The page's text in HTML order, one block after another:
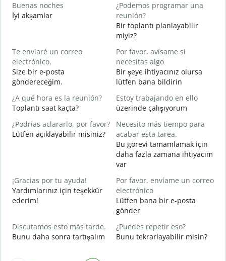
Buenas noches
İyi akşamlar
¿Podemos programar una
reunión?
Bir toplantı planlayabilir
miyiz?
Te enviaré un correo
electrónico.
Size bir e-posta
göndereceğim.
Por favor, avísame si
necesitas algo
Bir şeye ihtiyacınız olursa
lütfen bana bildirin
¿A qué hora es la reunión?
Toplantı saat kaçta?
Estoy trabajando en ello
üzerinde çalışıyorum
¿Podrías aclararlo, por favor?
Lütfen açıklayabilir misiniz?
Necesito más tiempo para
acabar esta tarea.
Bu görevi tamamlamak için
daha fazla zamana ihtiyacım
var
¡Gracias por tu ayuda!
Yardımlarınız için teşekkür
ederim!
Por favor, envíame un correo
electrónico
Lütfen bana bir e-posta
gönder
Discutamos esto más tarde.
Bunu daha sonra tartışalım
¿Puedes repetir eso?
Bunu tekrarlayabilir misin?